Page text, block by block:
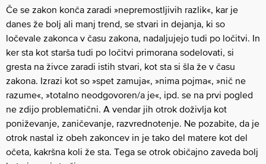
Če se zakon konča zaradi »nepremostljivih razlik«, kar je
danes že bolj ali manj trend, se stvari in dejanja, ki so
ločevale zakonca v času zakona, nadaljujejo tudi po ločitvi. In
ker sta kot starša tudi po ločitvi primorana sodelovati, si
gresta na živce zaradi istih stvari, kot sta si šla že v času
zakona. Izrazi kot so »spet zamuja«, »nima pojma«, »nič ne
razume«, »totalno neodgovoren/a je«, ipd. se na prvi pogled
ne zdijo problematični. A vendar jih otrok doživlja kot
poniževanje, zaničevanje, razvrednotenje. Ne pozabite, da je
otrok nastal iz obeh zakoncev in je tako del matere kot del
očeta, kakršna koli že sta. Tega se otrok običajno zaveda bolj